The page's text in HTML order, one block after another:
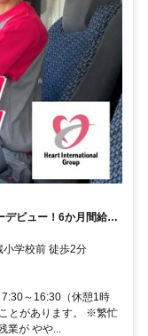
デビュー！6か月間給与
小学校前 徒歩2分
～16:30（休憩1時
とがあります。 ※繁忙
業が やや...